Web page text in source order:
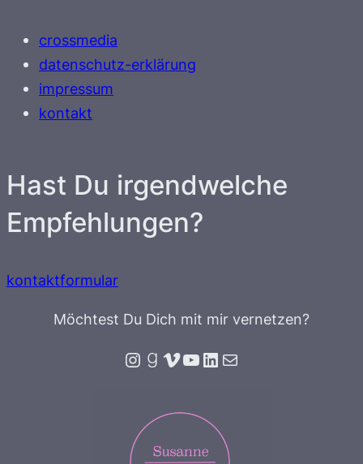
crossmedia
datenschutz-erklärung
impressum
kontakt
Hast Du irgendwelche
Empfehlungen?
kontaktformular
Möchtest Du Dich mit mir vernetzen?
Instagram
Goodreads
Vimeo
YouTube
LinkedIn
E-Mail